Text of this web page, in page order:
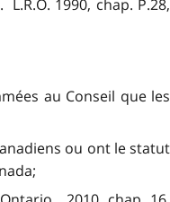
1990, chap. P.28,
au Conseil que les
ou ont le statut